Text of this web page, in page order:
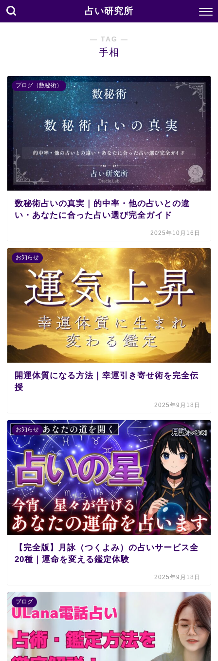
占い研究所
― TAG ―
手相
ブログ（数秘術）
数秘術占いの真実｜的中率・他の占いとの違
い・あなたに合った占い選び完全ガイド
2025年10月16日
お知らせ
開運体質になる方法｜幸運引き寄せ術を完全伝
授
2025年9月18日
お知らせ
【完全版】月詠（つくよみ）の占いサービス全
20種｜運命を変える鑑定体験
2025年9月18日
ブログ